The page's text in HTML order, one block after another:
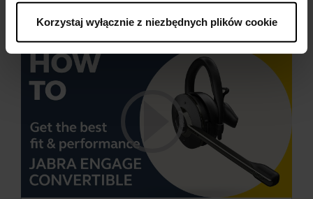
Korzystaj wyłącznie z niezbędnych plików cookie
angielskim.